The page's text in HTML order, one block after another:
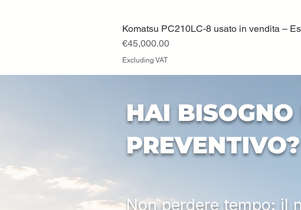
Komatsu PC210LC-8 usato in vendita –
Price
€45,000.00
Excluding VAT
HAI
PREVENTIVO?
Non perdere tempo: il